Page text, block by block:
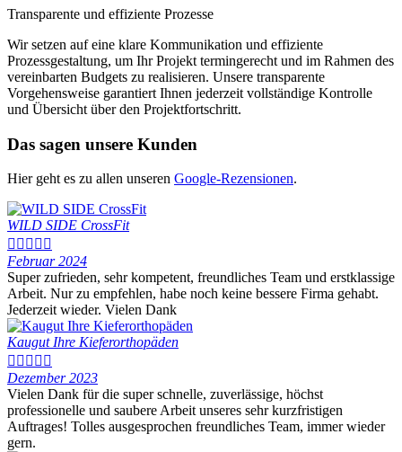
Transparente und effiziente Prozesse
Wir setzen auf eine klare Kommunikation und effiziente
Prozessgestaltung, um Ihr Projekt termingerecht und im Rahmen des
vereinbarten Budgets zu realisieren. Unsere transparente
Vorgehensweise garantiert Ihnen jederzeit vollständige Kontrolle
und Übersicht über den Projektfortschritt.
Das sagen unsere Kunden
Hier geht es zu allen unseren Google-Rezensionen.
WILD SIDE CrossFit
    
Februar 2024
Super zufrieden, sehr kompetent, freundliches Team und erstklassige
Arbeit. Nur zu empfehlen, habe noch keine bessere Firma gehabt.
Jederzeit wieder. Vielen Dank
Kaugut Ihre Kieferorthopäden
    
Dezember 2023
Vielen Dank für die super schnelle, zuverlässige, höchst
professionelle und saubere Arbeit unseres sehr kurzfristigen
Auftrages! Tolles ausgesprochen freundliches Team, immer wieder
gern.